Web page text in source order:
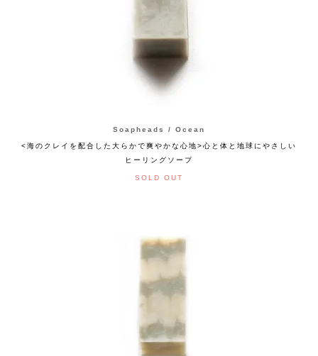
Soapheads / Ocean
<海のクレイを配合した大らかで爽やかな心地>心と体と地球にやさしい
ヒーリングソープ
SOLD OUT